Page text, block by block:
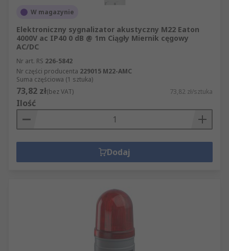
widłowych
Działania awaryjne
Sygnalizatorów akustycznych i świetlnych można
używać wewnątrz i na zewnątrz pomieszczeń, ale
w zastosowaniach zewnętrznych należy pamiętać
o dobraniu wersji odpornej na warunki
pogodowe.
Jaka jest różnica między sygnalizacją
akustyczną a świetlną?
syrenami, generują słyszalny alarm ostrzegający
o zagrożeniu, na przykład o pożarze.
wskazaniem zagrożenia i zazwyczaj emitują
światło migające przez kolorowy klosz. Dwa typy
W magazynie
Elektroniczny sygnalizator akustyczny M22 Eaton
4000V ac IP40 0 dB @ 1m Ciągły Miernik cęgowy
AC/DC
Nr art. RS 226-5842
Nr części producenta 229015 M22-AMC
Suma częściowa (1 sztuka)
73,82 zł(bez VAT) 73,82 zł/sztuka
Ilość
Dodaj